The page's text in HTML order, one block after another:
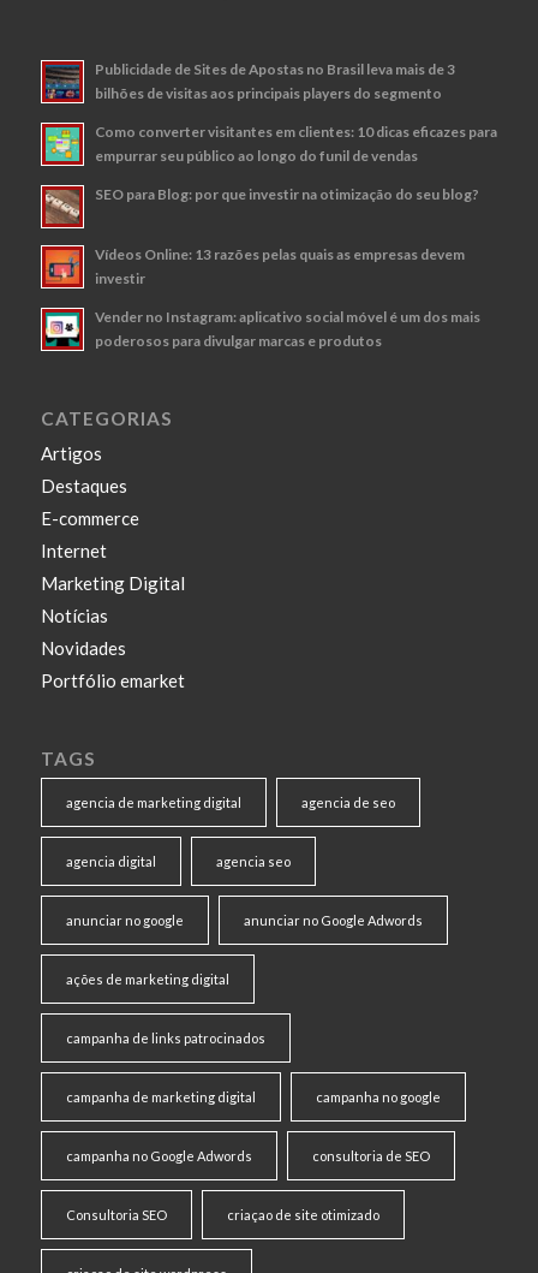
Publicidade de Sites de Apostas no Brasil leva mais de 3
bilhões de visitas aos principais players do segmento
Como converter visitantes em clientes: 10 dicas eficazes para
empurrar seu público ao longo do funil de vendas
SEO para Blog: por que investir na otimização do seu blog?
Vídeos Online: 13 razões pelas quais as empresas devem
investir
Vender no Instagram: aplicativo social móvel é um dos mais
poderosos para divulgar marcas e produtos
CATEGORIAS
Artigos
Destaques
E-commerce
Internet
Marketing Digital
Notícias
Novidades
Portfólio emarket
TAGS
agencia de marketing digital agencia de seo
agencia digital agencia seo
anunciar no google anunciar no Google Adwords
ações de marketing digital
campanha de links patrocinados
campanha de marketing digital campanha no google
campanha no Google Adwords consultoria de SEO
Consultoria SEO criaçao de site otimizado